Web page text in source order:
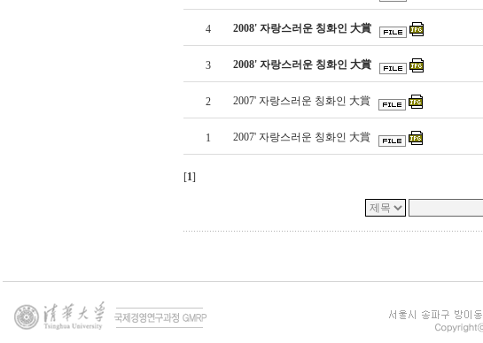
4 2008' 자랑스러운 칭화인 大賞
3 2008' 자랑스러운 칭화인 大賞
2 2007' 자랑스러운 칭화인 大賞
1 2007' 자랑스러운 칭화인 大賞
[1]